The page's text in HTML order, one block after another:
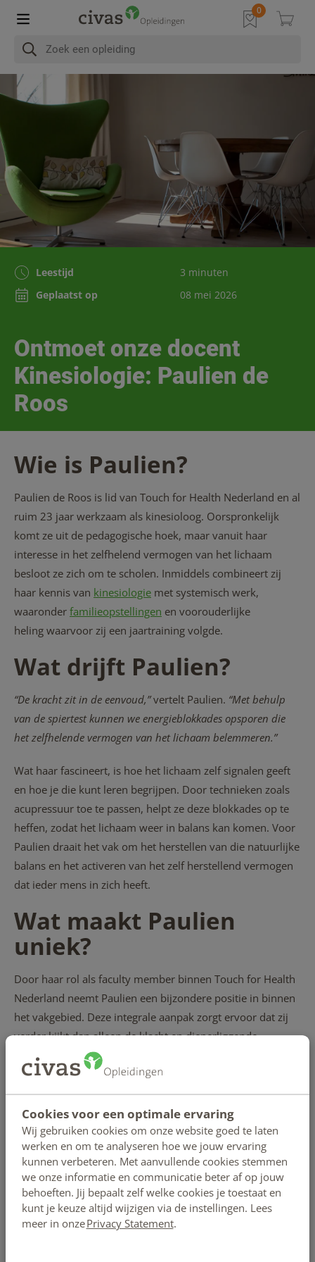
Cookies voor een optimale ervaring
Wij gebruiken cookies om onze website goed te laten
werken en om te analyseren hoe we jouw ervaring
kunnen verbeteren. Met aanvullende cookies stemmen
we onze informatie en communicatie beter af op jouw
behoeften. Jij bepaalt zelf welke cookies je toestaat en
kunt je keuze altijd wijzigen via de instellingen. Lees
meer in onzePrivacy Statement.
Ontmoet onze docent
Kinesiologie: Paulien de
Roos
Leestijd
3 minuten
Geplaatst op
08 mei 2026
Wie is Paulien?
Paulien de Roos is lid van Touch for Health Nederland en al
ruim 23 jaar werkzaam als kinesioloog. Oorspronkelijk
komt ze uit de pedagogische hoek, maar vanuit haar
interesse in het zelfhelend vermogen van het lichaam
besloot ze zich om te scholen. Inmiddels combineert zij
haar kennis van kinesiologie met systemisch werk,
waaronder familieopstellingen en voorouderlijke
heling waarvoor zij een jaartraining volgde.
Wat drijft Paulien?
“De kracht zit in de eenvoud,”vertelt Paulien. “Met behulp
van de spiertest kunnen we energieblokkades opsporen die
het zelfhelende vermogen van het lichaam belemmeren.”
Wat haar fascineert, is hoe het lichaam zelf signalen geeft
en hoe je die kunt leren begrijpen. Door technieken zoals
acupressuur toe te passen, helpt ze deze blokkades op te
heffen, zodat het lichaam weer in balans kan komen. Voor
Paulien draait het vak om het herstellen van die natuurlijke
balans en het activeren van het zelf herstellend vermogen
dat ieder mens in zich heeft.
Wat maakt Paulien
uniek?
Door haar rol als faculty member binnen Touch for Health
Nederland neemt Paulien een bijzondere positie in binnen
het vakgebied. Deze integrale aanpak zorgt ervoor dat zij
verder kijkt dan alleen de klacht en dieperliggende
oorzaken meeneemt in haar behandelingen en lessen.
Paulien als docent
Paulien geeft zowel basis- als gevorderde cursussen
inkinesiologieen weet complexe materie toegankelijk te
maken. In haar lessen staat niet alleen kennisoverdracht
centraal, maar ook het leren begrijpen van de signalen van
het lichaam.
Touch for Health vormt hierbij het fundament van de